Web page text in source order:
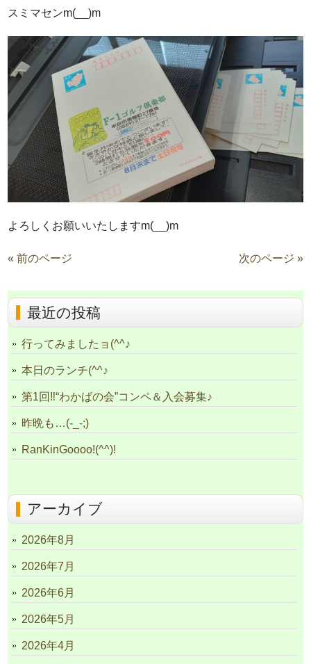
スミマセンm(__)m
よろしくお願いいたしますm(__)m
« 前のページ 次のページ »
最近の投稿
行ってみましたョ(^^♪
本日のランチ(^^♪
第1回‼“わかばの会”コンペ＆入会募集♪
昨晩も…(-_-;)
RanKinGoooo!(^^)!
アーカイブ
2026年8月
2026年7月
2026年6月
2026年5月
2026年4月